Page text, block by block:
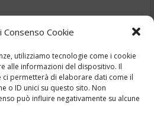
Consenso Cookie
utilizziamo tecnologie come i cookie
alle informazioni del dispositivo. Il
ci permetterà di elaborare dati come il
o ID unici su questo sito. Non
può influire negativamente su alcune
vola
e muore –